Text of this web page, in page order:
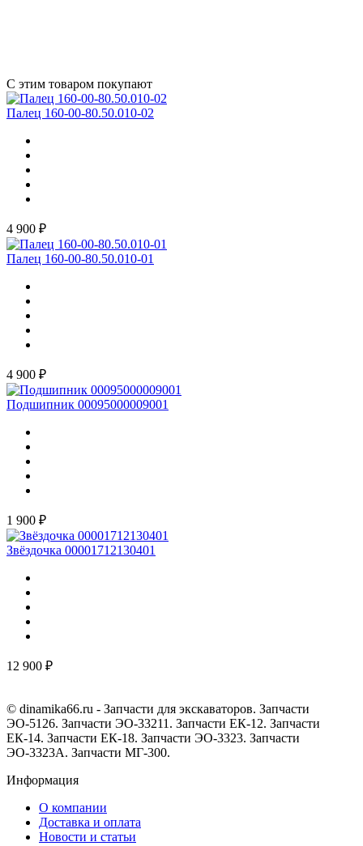
С этим товаром покупают
Палец 160-00-80.50.010-02
4 900 ₽
Палец 160-00-80.50.010-01
4 900 ₽
Подшипник 00095000009001
1 900 ₽
Звёздочка 00001712130401
12 900 ₽
© dinamika66.ru - Запчасти для экскаваторов. Запчасти
ЭО-5126. Запчасти ЭО-33211. Запчасти ЕК-12. Запчасти
ЕК-14. Запчасти ЕК-18. Запчасти ЭО-3323. Запчасти
ЭО-3323А. Запчасти МГ-300.
Информация
О компании
Доставка и оплата
Новости и статьи